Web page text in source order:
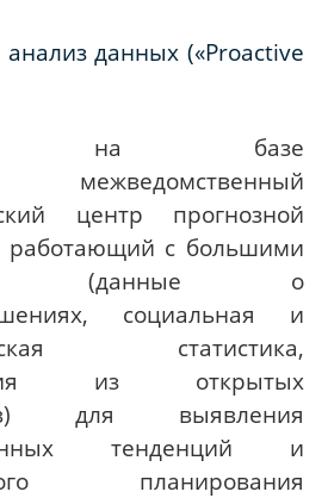
данных («Proactive
на базе
центр прогнозной
работающий с большими
(данные о
социальная и
статистика,
из открытых
для выявления
тенденций и
планирования